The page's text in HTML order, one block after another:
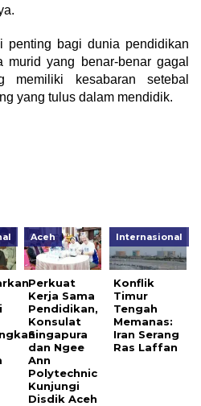
penting bagi dunia pendidikan
yang benar-benar gagal
kesabaran setebal
yang tulus dalam mendidik.
Aceh
Perkuat
Kerja Sama
Pendidikan,
Konsulat
Singapura
dan Ngee
Ann
Polytechnic
Kunjungi
Disdik Aceh
Internasional
Konflik
Timur
Tengah
Memanas:
Iran Serang
Ras Laffan